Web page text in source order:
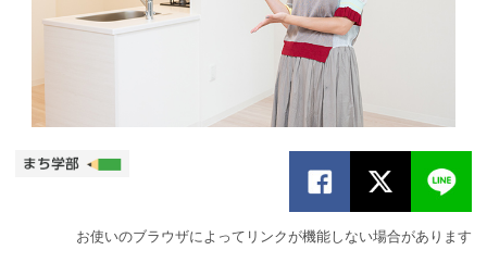
お使いのブラウザによってリンクが機能しない場合があります